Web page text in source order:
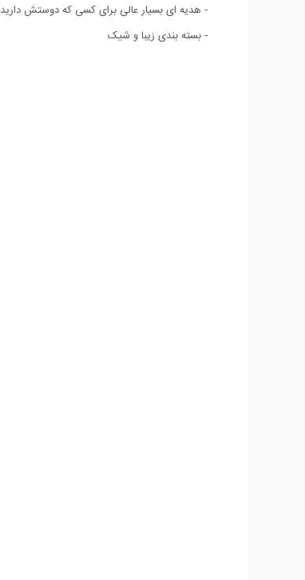
- هدیه ای بسیار عالی برای کسی که دوستش دارید
- بسته بندی زیبا و شیک